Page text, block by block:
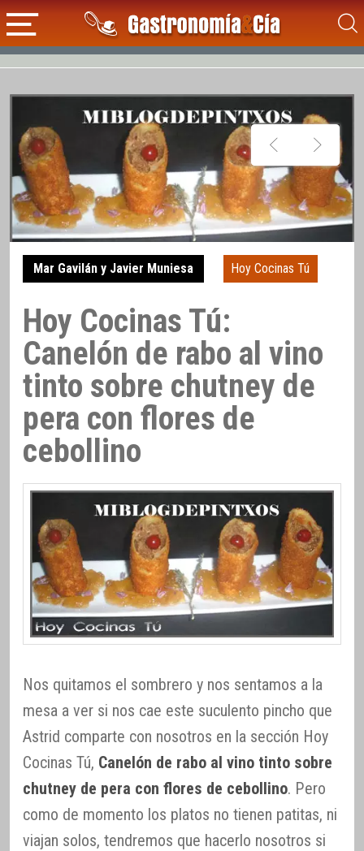
Mar Gavilán y Javier Muniesa Hoy Cocinas Tú
Hoy Cocinas Tú:
Canelón de rabo al vino
tinto sobre chutney de
pera con flores de
cebollino
Nos quitamos el sombrero y nos sentamos a la
mesa a ver si nos cae este suculento pincho que
Astrid comparte con nosotros en la sección Hoy
Cocinas Tú, Canelón de rabo al vino tinto sobre
chutney de pera con flores de cebollino. Pero
como de momento los platos no tienen patitas, ni
viajan solos, tendremos que hacerlo nosotros si